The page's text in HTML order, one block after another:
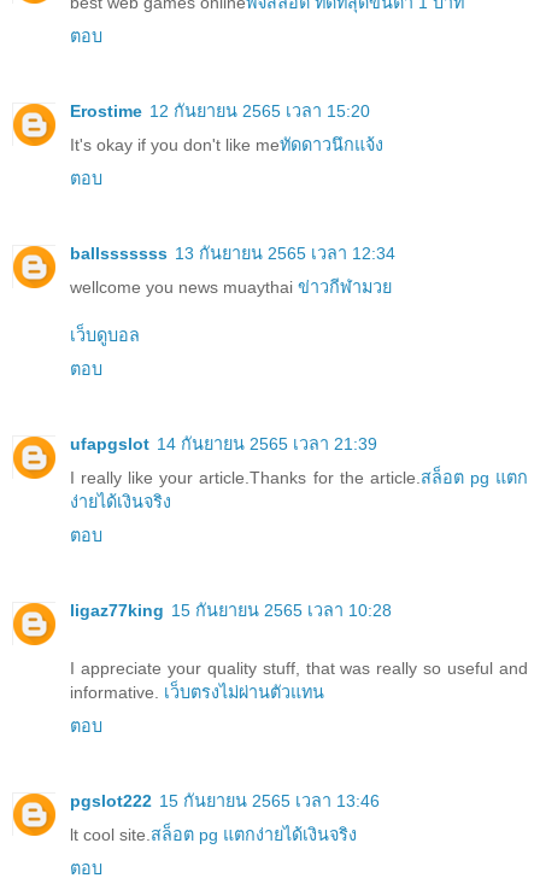
ตอบ
Erostime 12 กันยายน 2565 เวลา 15:20
It's okay if you don't like meทัดดาวนึกแจ้ง
ตอบ
ballsssssss 13 กันยายน 2565 เวลา 12:34
wellcome you news muaythai ข่าวกีฬามวย
เว็บดูบอล
ตอบ
ufapgslot 14 กันยายน 2565 เวลา 21:39
I really like your article.Thanks for the article.สล็อต pg แตก
ง่ายได้เงินจริง
ตอบ
ligaz77king 15 กันยายน 2565 เวลา 10:28
I appreciate your quality stuff, that was really so useful and
informative. เว็บตรงไม่ผ่านตัวแทน
ตอบ
pgslot222 15 กันยายน 2565 เวลา 13:46
lt cool site.สล็อต pg แตกง่ายได้เงินจริง
ตอบ